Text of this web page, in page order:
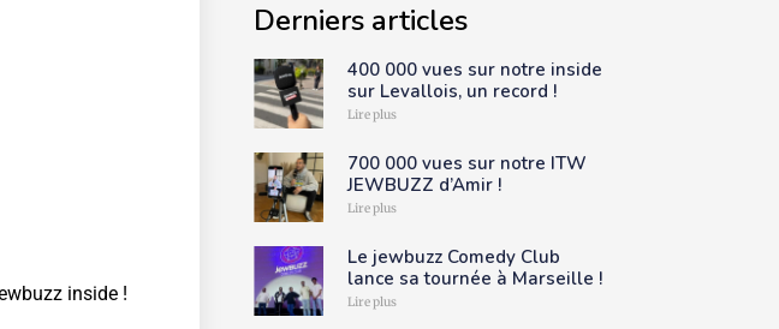
inside !
Derniers articles
400 000 vues sur notre inside
sur Levallois, un record !
Lire plus
700 000 vues sur notre ITW
JEWBUZZ d’Amir !
Lire plus
Le jewbuzz Comedy Club
lance sa tournée à Marseille !
Lire plus